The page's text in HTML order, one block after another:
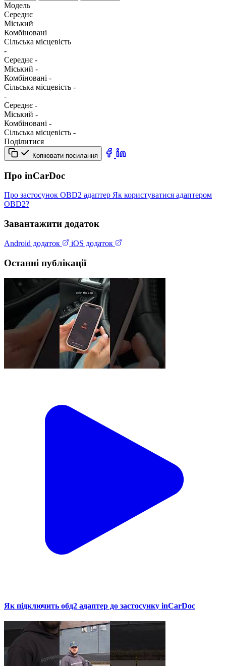
Модель
Середнє
Міський
Комбіновані
Сільська місцевість
-
Середнє -
Міський -
Комбіновані -
Сільська місцевість -
-
Середнє -
Міський -
Комбіновані -
Сільська місцевість -
Поділитися
Копіювати посилання
Про inCarDoc
Про застосунок OBD2 адаптер Як користуватися адаптером
OBD2?
Завантажити додаток
Android додаток iOS додаток
Останні публікації
Як підключить обд2 адаптер до застосунку inCarDoc